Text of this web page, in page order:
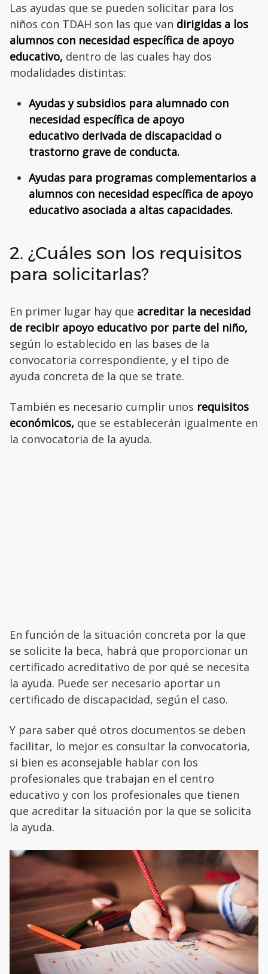
Las ayudas que se pueden solicitar para los
niños con TDAH son las que van dirigidas a los
alumnos con necesidad específica de apoyo
educativo, dentro de las cuales hay dos
modalidades distintas:
Ayudas y subsidios para alumnado con
necesidad específica de apoyo
educativo derivada de discapacidad o
trastorno grave de conducta.
Ayudas para programas complementarios a
alumnos con necesidad específica de apoyo
educativo asociada a altas capacidades.
2. ¿Cuáles son los requisitos
para solicitarlas?
En primer lugar hay que acreditar la necesidad
de recibir apoyo educativo por parte del niño,
según lo establecido en las bases de la
convocatoria correspondiente, y el tipo de
ayuda concreta de la que se trate.
También es necesario cumplir unos requisitos
económicos, que se establecerán igualmente en
la convocatoria de la ayuda.
En función de la situación concreta por la que
se solicite la beca, habrá que proporcionar un
certificado acreditativo de por qué se necesita
la ayuda. Puede ser necesario aportar un
certificado de discapacidad, según el caso.
Y para saber qué otros documentos se deben
facilitar, lo mejor es consultar la convocatoria,
si bien es aconsejable hablar con los
profesionales que trabajan en el centro
educativo y con los profesionales que tienen
que acreditar la situación por la que se solicita
la ayuda.